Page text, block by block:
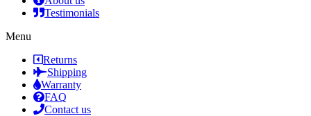
Testimonials
Menu
Returns
Shipping
Warranty
FAQ
Contact us